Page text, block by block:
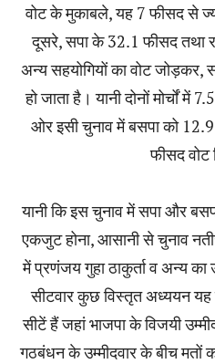
वोट के मुकाबले, यह 7 फीसद से
दूसरे, सपा के 32.1 फीसद तथा
अन्य सहयोगियों का वोट जोड़कर,
हो जाता है। यानी दोनों मोर्चों
ओर इसी चुनाव में बसपा को
फीसद वोट
यानी कि इस चुनाव में सपा और
एकजुट होना, आसानी से चुनाव
में प्रणंजय गुहा ठाकुर्ता व अन्य
सीटवार कुछ विस्तृत अध्ययन यह
सीटें हैं जहां भाजपा के विजयी
गठबंधन के उम्मीदवार के बीच